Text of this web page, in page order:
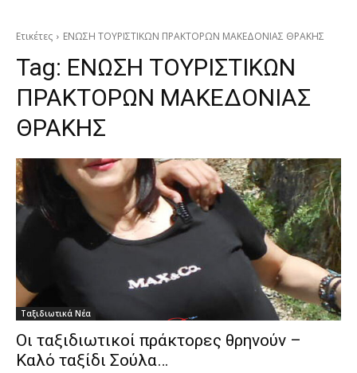
Ετικέτες ΕΝΩΣΗ ΤΟΥΡΙΣΤΙΚΩΝ ΠΡΑΚΤΟΡΩΝ ΜΑΚΕΔΟΝΙΑΣ ΘΡΑΚΗΣ
Tag: ΕΝΩΣΗ ΤΟΥΡΙΣΤΙΚΩΝ
ΠΡΑΚΤΟΡΩΝ ΜΑΚΕΔΟΝΙΑΣ
ΘΡΑΚΗΣ
Ταξιδιωτικά Νέα
Οι ταξιδιωτικοί πράκτορες θρηνούν –
Καλό ταξίδι Σούλα…